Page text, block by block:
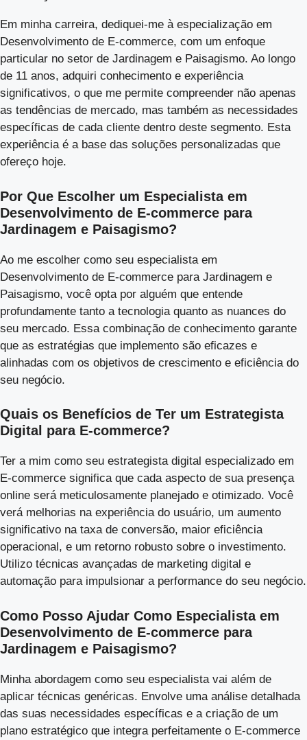
Em minha carreira, dediquei-me à especialização em
Desenvolvimento de E-commerce, com um enfoque
particular no setor de Jardinagem e Paisagismo. Ao longo
de 11 anos, adquiri conhecimento e experiência
significativos, o que me permite compreender não apenas
as tendências de mercado, mas também as necessidades
específicas de cada cliente dentro deste segmento. Esta
experiência é a base das soluções personalizadas que
ofereço hoje.
Por Que Escolher um Especialista em
Desenvolvimento de E-commerce para
Jardinagem e Paisagismo?
Ao me escolher como seu especialista em
Desenvolvimento de E-commerce para Jardinagem e
Paisagismo, você opta por alguém que entende
profundamente tanto a tecnologia quanto as nuances do
seu mercado. Essa combinação de conhecimento garante
que as estratégias que implemento são eficazes e
alinhadas com os objetivos de crescimento e eficiência do
seu negócio.
Quais os Benefícios de Ter um Estrategista
Digital para E-commerce?
Ter a mim como seu estrategista digital especializado em
E-commerce significa que cada aspecto de sua presença
online será meticulosamente planejado e otimizado. Você
verá melhorias na experiência do usuário, um aumento
significativo na taxa de conversão, maior eficiência
operacional, e um retorno robusto sobre o investimento.
Utilizo técnicas avançadas de marketing digital e
automação para impulsionar a performance do seu negócio.
Como Posso Ajudar Como Especialista em
Desenvolvimento de E-commerce para
Jardinagem e Paisagismo?
Minha abordagem como seu especialista vai além de
aplicar técnicas genéricas. Envolve uma análise detalhada
das suas necessidades específicas e a criação de um
plano estratégico que integra perfeitamente o E-commerce